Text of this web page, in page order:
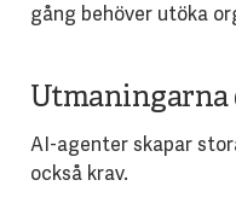
gång behöver utöka
Utmaningarna
AI-agenter skapar
också krav.